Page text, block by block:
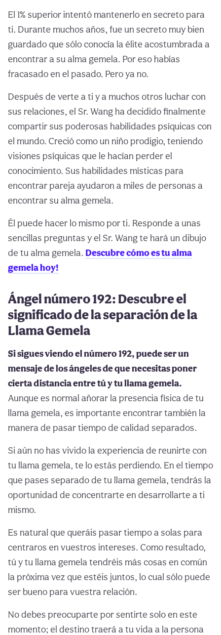
El 1% superior intentó mantenerlo en secreto para
ti. Durante muchos años, fue un secreto muy bien
guardado que sólo conocía la élite acostumbrada a
encontrar a su alma gemela. Por eso habías
fracasado en el pasado. Pero ya no.
Después de verte a ti y a muchos otros luchar con
sus relaciones, el Sr. Wang ha decidido finalmente
compartir sus poderosas habilidades psíquicas con
el mundo. Creció como un niño prodigio, teniendo
visiones psíquicas que le hacían perder el
conocimiento. Sus habilidades místicas para
encontrar pareja ayudaron a miles de personas a
encontrar su alma gemela.
Él puede hacer lo mismo por ti. Responde a unas
sencillas preguntas y el Sr. Wang te hará un dibujo
de tu alma gemela. Descubre cómo es tu alma
gemela hoy!
Ángel número 192: Descubre el
significado de la separación de la
Llama Gemela
Si sigues viendo el número 192, puede ser un
mensaje de los ángeles de que necesitas poner
cierta distancia entre tú y tu llama gemela.
Aunque es normal añorar la presencia física de tu
llama gemela, es importante encontrar también la
manera de pasar tiempo de calidad separados.
Si aún no has vivido la experiencia de reunirte con
tu llama gemela, te lo estás perdiendo. En el tiempo
que pases separado de tu llama gemela, tendrás la
oportunidad de concentrarte en desarrollarte a ti
mismo.
Es natural que queráis pasar tiempo a solas para
centraros en vuestros intereses. Como resultado,
tú y tu llama gemela tendréis más cosas en común
la próxima vez que estéis juntos, lo cual sólo puede
ser bueno para vuestra relación.
No debes preocuparte por sentirte solo en este
momento; el destino traerá a tu vida a la persona